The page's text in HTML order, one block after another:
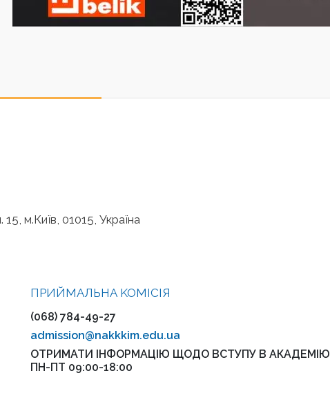
м.Київ, 01015, Україна
ПРИЙМАЛЬНА KOMІСІЯ
(068) 784-49-27
admission@nakkkim.edu.ua
ОТРИМАТИ ІНФОРМАЦІЮ ЩОДО ВСТУПУ В АКАДЕМІЮ
ПН-ПТ 09:00-18:00